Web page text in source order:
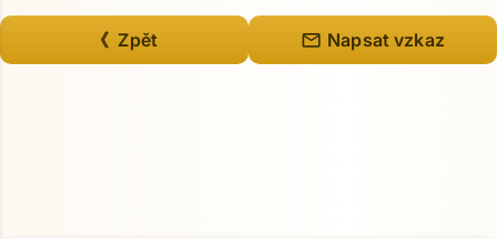
《 Zpět mail Napsat vzkaz